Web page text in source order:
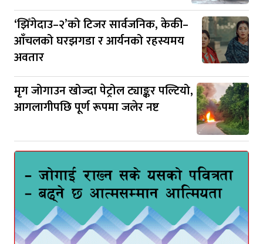
‘झिँगेदाउ–२’को टिजर सार्वजनिक, केकी–
आँचलको घरझगडा र आर्यनको रहस्यमय
अवतार
मृग जोगाउन खोज्दा पेट्रोल ट्याङ्कर पल्टियो,
आगलागीपछि पूर्ण रूपमा जलेर नष्ट